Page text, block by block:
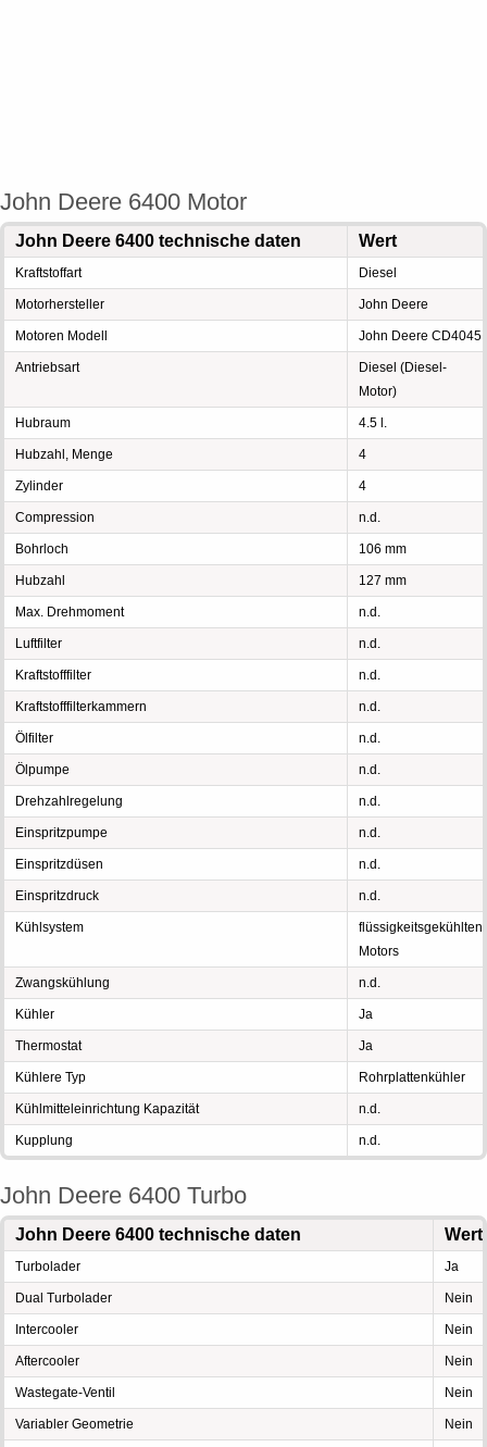
John Deere 6400 Motor
John Deere 6400 technische daten Wert
Kraftstoffart Diesel
Motorhersteller John Deere
Motoren Modell John Deere CD4045
Antriebsart
Diesel (Diesel-
Motor)
Hubraum 4.5 l.
Hubzahl, Menge 4
Zylinder 4
Compression n.d.
Bohrloch 106 mm
Hubzahl 127 mm
Max. Drehmoment n.d.
Luftfilter n.d.
Kraftstofffilter n.d.
Kraftstofffilterkammern n.d.
Ölfilter n.d.
Ölpumpe n.d.
Drehzahlregelung n.d.
Einspritzpumpe n.d.
Einspritzdüsen n.d.
Einspritzdruck n.d.
Kühlsystem
flüssigkeitsgekühlten
Motors
Zwangskühlung n.d.
Kühler Ja
Thermostat Ja
Kühlere Typ Rohrplattenkühler
Kühlmitteleinrichtung Kapazität n.d.
Kupplung n.d.
John Deere 6400 Turbo
John Deere 6400 technische daten Wert
Turbolader Ja
Dual Turbolader Nein
Intercooler Nein
Aftercooler Nein
Wastegate-Ventil Nein
Variabler Geometrie Nein